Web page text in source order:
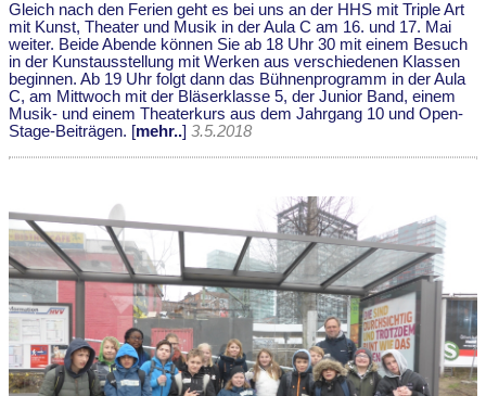
Gleich nach den Ferien geht es bei uns an der HHS mit Triple Art
mit Kunst, Theater und Musik in der Aula C am 16. und 17. Mai
weiter. Beide Abende können Sie ab 18 Uhr 30 mit einem Besuch
in der Kunstausstellung mit Werken aus verschiedenen Klassen
beginnen. Ab 19 Uhr folgt dann das Bühnenprogramm in der Aula
C, am Mittwoch mit der Bläserklasse 5, der Junior Band, einem
Musik- und einem Theaterkurs aus dem Jahrgang 10 und Open-
Stage-Beiträgen. [mehr..] 3.5.2018